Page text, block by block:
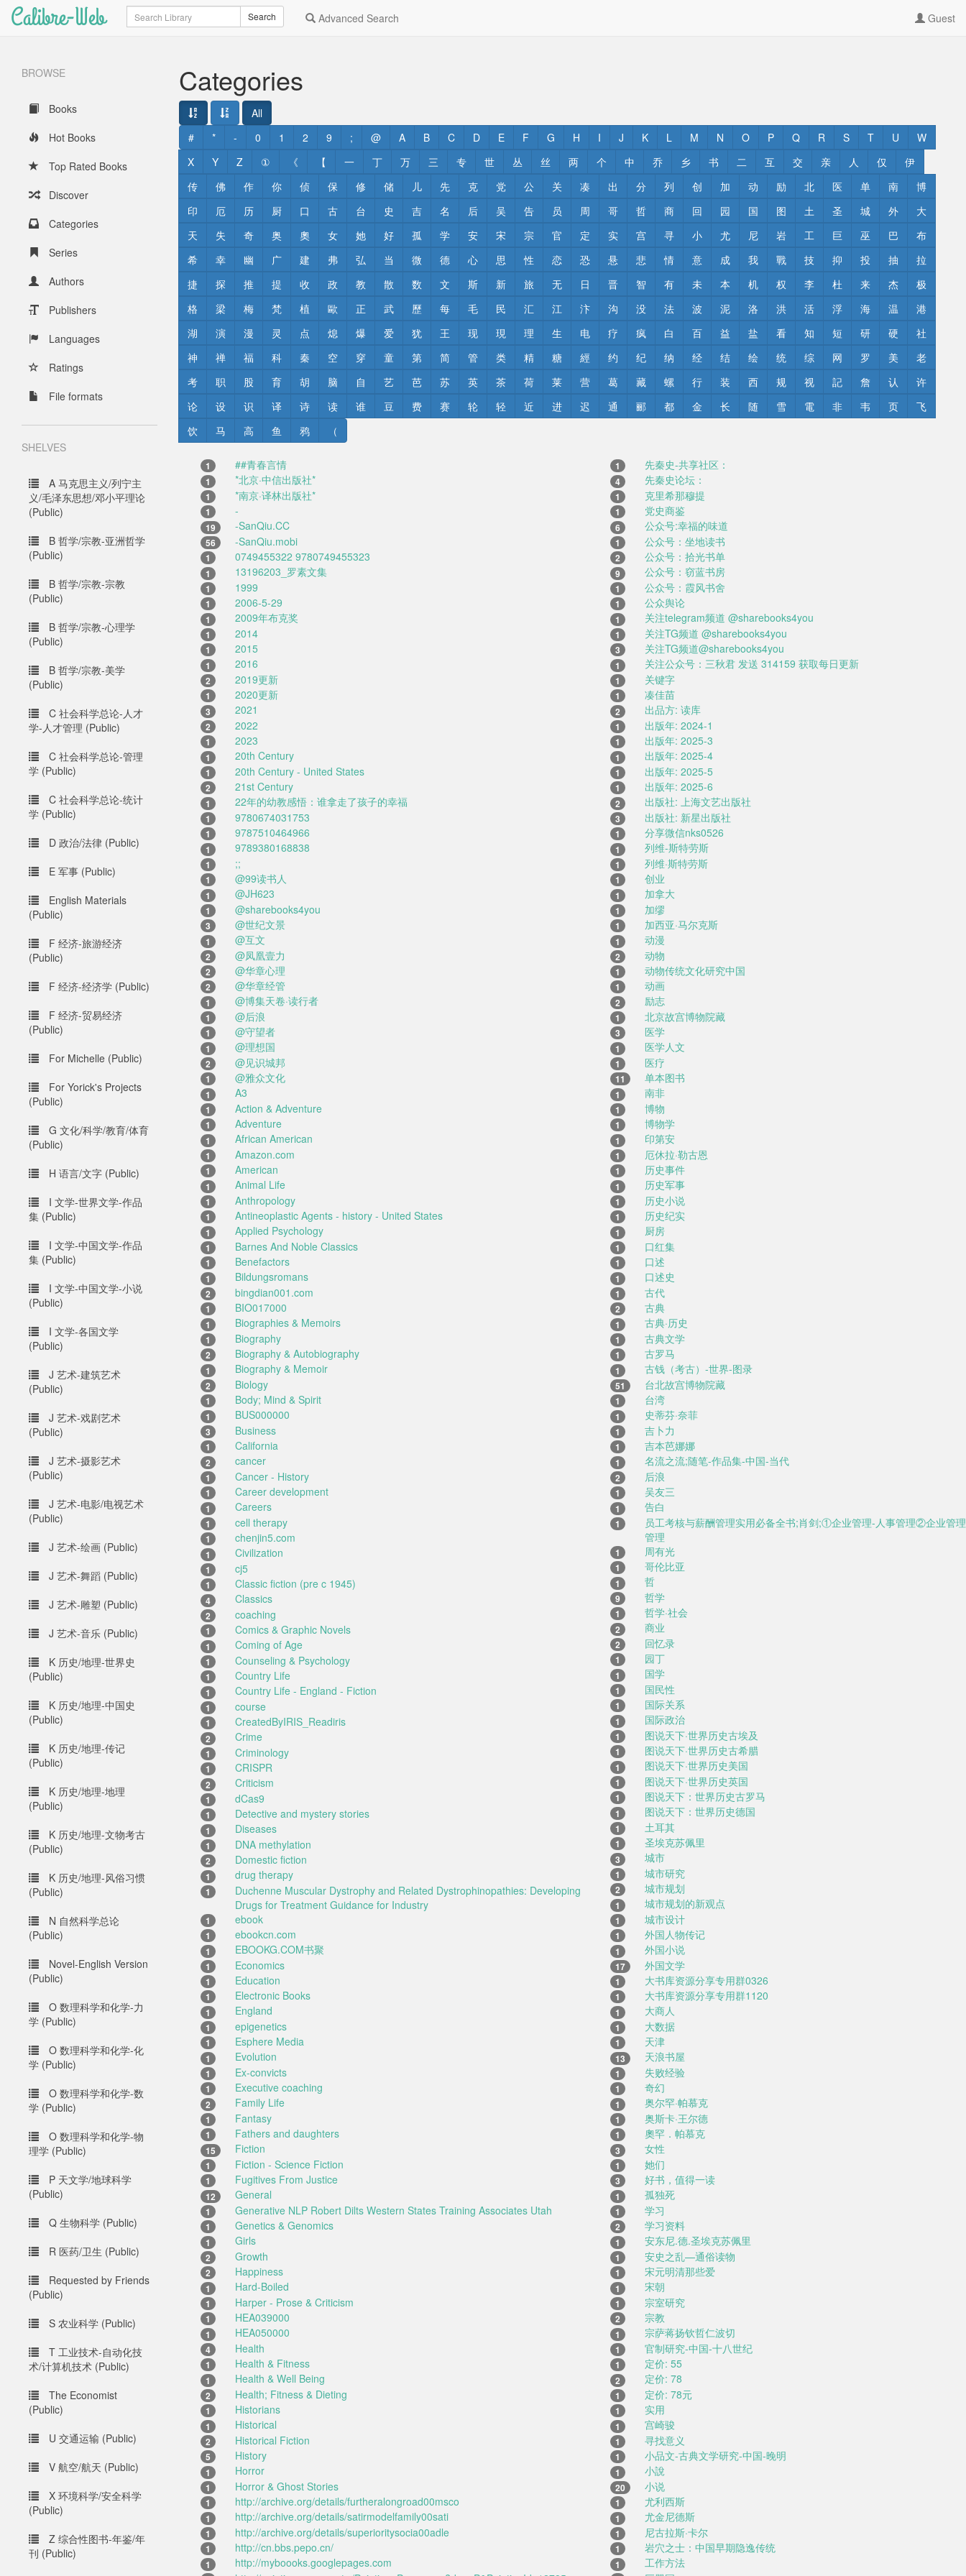
Calibre-Web Search Search Advanced Search Guest
BROWSE
Books
Hot Books
Top Rated Books
Discover
Categories
Series
Authors
Publishers
Languages
Ratings
File formats
SHELVES
A 马克思主义/列宁主
义/毛泽东思想/邓小平理论
(Public)
B 哲学/宗教-亚洲哲学
(Public)
B 哲学/宗教-宗教
(Public)
B 哲学/宗教-心理学
(Public)
B 哲学/宗教-美学
(Public)
C 社会科学总论-人才
学-人才管理 (Public)
C 社会科学总论-管理
学 (Public)
C 社会科学总论-统计
学 (Public)
D 政治/法律 (Public)
E 军事 (Public)
English Materials
(Public)
F 经济-旅游经济
(Public)
F 经济-经济学 (Public)
F 经济-贸易经济
(Public)
For Michelle (Public)
For Yorick's Projects
(Public)
G 文化/科学/教育/体育
(Public)
H 语言/文字 (Public)
I 文学-世界文学-作品
集 (Public)
I 文学-中国文学-作品
集 (Public)
I 文学-中国文学-小说
(Public)
I 文学-各国文学
(Public)
J 艺术-建筑艺术
(Public)
J 艺术-戏剧艺术
(Public)
J 艺术-摄影艺术
(Public)
J 艺术-电影/电视艺术
(Public)
J 艺术-绘画 (Public)
J 艺术-舞蹈 (Public)
J 艺术-雕塑 (Public)
J 艺术-音乐 (Public)
K 历史/地理-世界史
(Public)
K 历史/地理-中国史
(Public)
K 历史/地理-传记
(Public)
K 历史/地理-地理
(Public)
K 历史/地理-文物考古
(Public)
K 历史/地理-风俗习惯
(Public)
N 自然科学总论
(Public)
Novel-English Version
(Public)
O 数理科学和化学-力
学 (Public)
O 数理科学和化学-化
学 (Public)
O 数理科学和化学-数
学 (Public)
O 数理科学和化学-物
理学 (Public)
P 天文学/地球科学
(Public)
Q 生物科学 (Public)
R 医药/卫生 (Public)
Requested by Friends
(Public)
S 农业科学 (Public)
T 工业技术-自动化技
术/计算机技术 (Public)
The Economist
(Public)
U 交通运输 (Public)
V 航空/航天 (Public)
X 环境科学/安全科学
(Public)
Z 综合性图书-年鉴/年
刊 (Public)
Categories
All
#
* - 0 1 2 9 ; @ A B C D E F G H I J K L M N O P Q R S T U
W
X
Y Z ① 《 【 一 丁 万 三 专 世 丛 丝 两 个 中 乔 乡 书 二 互 交 亲 人 仅
伊
传
佛 作 你 侦 保 修 储 儿 先 克 党 公 关 凑 出 分 列 创 加 动 励 北 医 单 南
博
印
厄 历 厨 口 古 台 史 吉 名 后 吴 告 员 周 哥 哲 商 回 园 国 图 土 圣 城 外
大
天
失 奇 奥 奧 女 她 好 孤 学 安 宋 宗 官 定 实 宫 寻 小 尤 尼 岩 工 巨 巫 巴
布
希
幸 幽 广 建 弗 弘 当 微 德 心 思 性 恋 恐 悬 悲 情 意 成 我 戰 技 抑 投 抽
拉
捷
探 推 提 收 政 教 散 数 文 斯 新 旅 无 日 晋 智 有 未 本 机 权 李 杜 来 杰
极
格
梁 梅 梵 植 歐 正 武 歷 每 毛 民 汇 江 汴 沟 没 法 波 泥 洛 洪 活 浮 海 温
港
湖
演 漫 灵 点 熄 爆 爱 犹 王 现 現 理 生 电 疗 疯 白 百 益 盐 看 知 短 研 硬
社
神
禅 福 科 秦 空 穿 童 第 简 管 类 精 糖 經 约 纪 纳 经 结 绘 统 综 网 罗 美
老
考
职 股 育 胡 脑 自 艺 芭 苏 英 茶 荷 莱 营 葛 藏 螺 行 装 西 规 视 記 詹 认
许
论
设 识 译 诗 读 谁 豆 费 赛 轮 轻 近 进 迟 通 郦 都 金 长 随 雪 電 非 韦 页
飞
饮
马 高 鱼 鸦 （
1 ##青春言情
1 *北京·中信出版社*
1 *南京·译林出版社*
1 -
19 -SanQiu.CC
56 -SanQiu.mobi
1 0749455322 9780749455323
1 13196203_罗素文集
1 1999
1 2006-5-29
1 2009年布克奖
1 2014
1 2015
1 2016
2 2019更新
1 2020更新
3 2021
2 2022
1 2023
1 20th Century
1 20th Century - United States
2 21st Century
1 22年的幼教感悟：谁拿走了孩子的幸福
1 9780674031753
1 9787510464966
1 9789380168838
1 ;;
1 @99读书人
1 @JH623
1 @sharebooks4you
3 @世纪文景
1 @互文
2 @凤凰壹力
2 @华章心理
2 @华章经管
1 @博集天卷·读行者
1 @后浪
1 @守望者
1 @理想国
2 @见识城邦
1 @雅众文化
1 A3
1 Action & Adventure
1 Adventure
1 African American
1 Amazon.com
1 American
1 Animal Life
1 Anthropology
1 Antineoplastic Agents - history - United States
1 Applied Psychology
1 Barnes And Noble Classics
1 Benefactors
1 Bildungsromans
2 bingdian001.com
1 BIO017000
1 Biographies & Memoirs
1 Biography
2 Biography & Autobiography
1 Biography & Memoir
2 Biology
1 Body; Mind & Spirit
1 BUS000000
3 Business
1 California
2 cancer
1 Cancer - History
1 Career development
1 Careers
1 cell therapy
1 chenjin5.com
1 Civilization
1 cj5
1 Classic fiction (pre c 1945)
4 Classics
2 coaching
1 Comics & Graphic Novels
1 Coming of Age
1 Counseling & Psychology
1 Country Life
1 Country Life - England - Fiction
1 course
1 CreatedByIRIS_Readiris
2 Crime
1 Criminology
1 CRISPR
2 Criticism
1 dCas9
1 Detective and mystery stories
1 Diseases
1 DNA methylation
2 Domestic fiction
1 drug therapy
1
Duchenne Muscular Dystrophy and Related Dystrophinopathies: Developing
Drugs for Treatment Guidance for Industry
1 ebook
1 ebookcn.com
1 EBOOKG.COM书聚
1 Economics
1 Education
1 Electronic Books
1 England
1 epigenetics
1 Esphere Media
1 Evolution
1 Ex-convicts
1 Executive coaching
2 Family Life
1 Fantasy
1 Fathers and daughters
15 Fiction
1 Fiction - Science Fiction
1 Fugitives From Justice
12 General
1 Generative NLP Robert Dilts Western States Training Associates Utah
1 Genetics & Genomics
1 Girls
2 Growth
2 Happiness
1 Hard-Boiled
1 Harper - Prose & Criticism
1 HEA039000
1 HEA050000
4 Health
1 Health & Fitness
1 Health & Well Being
2 Health; Fitness & Dieting
1 Historians
1 Historical
2 Historical Fiction
5 History
1 Horror
1 Horror & Ghost Stories
1 http://archive.org/details/furtheralongroad00msco
1 http://archive.org/details/satirmodelfamily00sati
1 http://archive.org/details/superioritysocia00adle
1 http://cn.bbs.pepo.cn/
1 http://myboooks.googlepages.com
1 先秦史-共享社区：
4 先秦史论坛：
1 克里希那穆提
1 党史商鉴
6 公众号:幸福的味道
1 公众号：坐地读书
2 公众号：拾光书单
9 公众号：窃蓝书房
1 公众号：霞风书舍
1 公众舆论
1 关注telegram频道 @sharebooks4you
1 关注TG频道 @sharebooks4you
3 关注TG频道@sharebooks4you
1 关注公众号：三秋君 发送 314159 获取每日更新
1 关键字
1 凑佳苗
2 出品方: 读库
1 出版年: 2024-1
1 出版年: 2025-3
1 出版年: 2025-4
1 出版年: 2025-5
1 出版年: 2025-6
2 出版社: 上海文艺出版社
3 出版社: 新星出版社
1 分享微信nks0526
1 列维-斯特劳斯
1 列维·斯特劳斯
1 创业
1 加拿大
1 加缪
1 加西亚·马尔克斯
1 动漫
2 动物
1 动物传统文化研究中国
1 动画
2 励志
1 北京故宫博物院藏
3 医学
1 医学人文
1 医疗
11 单本图书
1 南非
1 博物
1 博物学
1 印第安
1 厄休拉·勒古恩
1 历史事件
1 历史军事
1 历史小说
1 历史纪实
1 厨房
1 口红集
1 口述
1 口述史
1 古代
2 古典
1 古典·历史
1 古典文学
1 古罗马
1 古钱（考古）-世界-图录
51 台北故宫博物院藏
1 台湾
1 史蒂芬·奈菲
1 吉卜力
1 吉本芭娜娜
1 名流之流;随笔-作品集-中国-当代
2 后浪
1 吴友三
1 告白
1
员工考核与薪酬管理实用必备全书;肖剑;①企业管理-人事管理②企业管
管理
1 周有光
1 哥伦比亚
1 哲
9 哲学
1 哲学·社会
2 商业
2 回忆录
1 园丁
1 国学
1 国民性
1 国际关系
1 国际政治
1 图说天下·世界历史古埃及
1 图说天下·世界历史古希腊
1 图说天下·世界历史美国
1 图说天下·世界历史英国
1 图说天下：世界历史古罗马
1 图说天下：世界历史德国
1 土耳其
1 圣埃克苏佩里
3 城市
1 城市研究
2 城市规划
1 城市规划的新观点
1 城市设计
1 外国人物传记
1 外国小说
17 外国文学
1 大书库资源分享专用群0326
1 大书库资源分享专用群1120
1 大商人
1 大数据
1 天津
13 天浪书屋
1 失败经验
1 奇幻
1 奥尔罕·帕慕克
1 奥斯卡·王尔德
1 奧罕．帕慕克
3 女性
1 她们
3 好书，值得一读
1 孤独死
1 学习
2 学习资料
1 安东尼.德.圣埃克苏佩里
1 安史之乱—通俗读物
1 宋元明清那些爱
1 宋朝
1 宗室研究
2 宗教
1 宗萨蒋扬钦哲仁波切
1 官制研究-中国-十八世纪
1 定价: 55
2 定价: 78
1 定价: 78元
1 实用
1 宫崎骏
1 寻找意义
1 小品文-古典文学研究-中国-晚明
1 小說
20 小说
1 尤利西斯
1 尤金尼德斯
1 尼古拉斯·卡尔
1 岩穴之士：中国早期隐逸传统
1 工作方法